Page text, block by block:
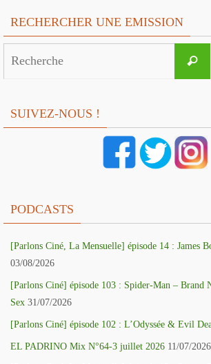
RECHERCHER UNE EMISSION
SUIVEZ-NOUS !
PODCASTS
[Parlons Ciné, La Mensuelle] épisode 14 : James
03/08/2026
[Parlons Ciné] épisode 103 : Spider-Man – Brand
Sex 31/07/2026
[Parlons Ciné] épisode 102 : L’Odyssée & Evil
EL PADRINO Mix N°64-3 juillet 2026 11/07/2026